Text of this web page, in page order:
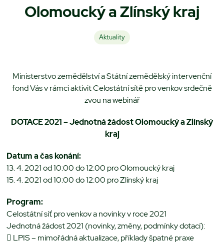
Olomoucký a Zlínský kraj
Aktuality
Ministerstvo zemědělství a Státní zemědělský intervenční
fond Vás v rámci aktivit Celostátní sítě pro venkov srdečně
zvou na webinář
DOTACE 2021 – Jednotná žádost Olomoucký a Zlínský
kraj
Datum a čas konání:
13. 4. 2021 od 10:00 do 12:00 pro Olomoucký kraj
15. 4. 2021 od 10:00 do 12:00 pro Zlínský kraj
Program:
Celostátní síť pro venkov a novinky v roce 2021
Jednotná žádost 2021 (novinky, změny, podmínky dotací):
 LPIS – mimořádná aktualizace, příklady špatné praxe